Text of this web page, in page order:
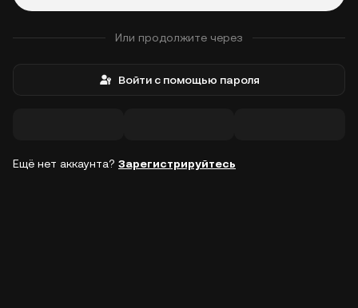
Или продолжите через
Войти с помощью пароля
Ещё нет аккаунта? Зарегистрируйтесь